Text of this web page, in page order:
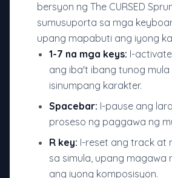
bersyon ng The CURSED
sumusuporta sa mga
upang mapabuti ang iyong
1-7 na mga keys: I-
ang iba't ibang tunog mula
isinumpang karakter.
Spacebar: I-pause ang
proseso ng paggawa ng
R key: I-reset ang track at
sa simula, upang magawa
ang iyong komposisyon.